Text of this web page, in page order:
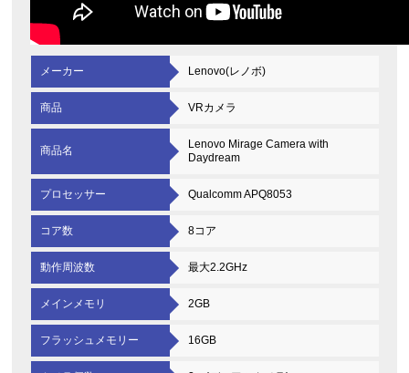
メーカー Lenovo(レノボ)
商品 VRカメラ
商品名
Lenovo Mirage Camera with
Daydream
プロセッサー Qualcomm APQ8053
コア数 8コア
動作周波数 最大2.2GHz
メインメモリ 2GB
フラッシュメモリー 16GB